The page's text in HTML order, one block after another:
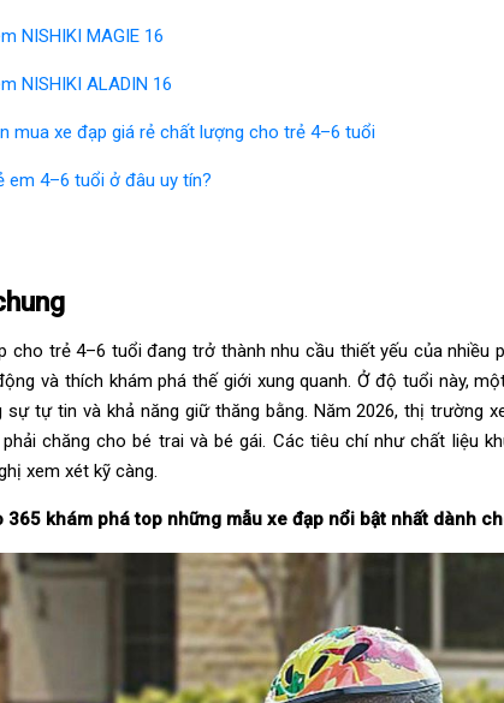
NISHIKI MAGIE 16
NISHIKI ALADIN 16
mua xe đạp giá rẻ chất lượng cho trẻ 4–6 tuổi
em 4–6 tuổi ở đâu uy tín?
cho trẻ 4–6 tuổi đang trở thành nhu cầu thiết yếu của nhiều
và thích khám phá thế giới xung quanh. Ở độ tuổi này,
tự tin và khả năng giữ thăng bằng. Năm 2026, thị trường
chăng cho bé trai và bé gái. Các tiêu chí như chất liệu
xem xét kỹ càng.
365 khám phá top những mẫu xe đạp nổi bật nhất dành